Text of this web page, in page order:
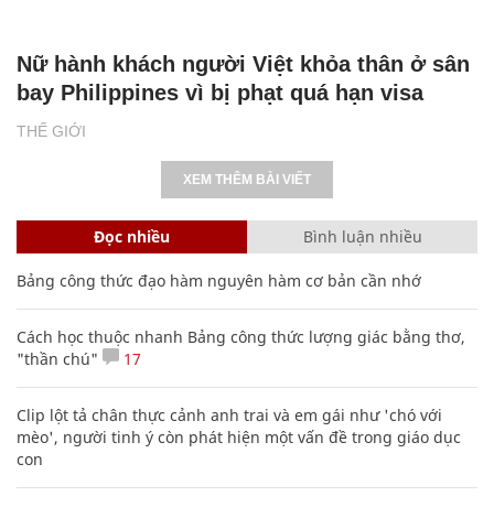
THẾ GIỚI
Nữ hành khách người Việt khỏa thân ở sân
bay Philippines vì bị phạt quá hạn visa
XEM THÊM BÀI VIẾT
Đọc nhiều Bình luận nhiều
Bảng công thức đạo hàm nguyên hàm cơ bản cần nhớ
Cách học thuộc nhanh Bảng công thức lượng giác bằng thơ,
"thần chú"
17
Clip lột tả chân thực cảnh anh trai và em gái như 'chó với
mèo', người tinh ý còn phát hiện một vấn đề trong giáo dục
con